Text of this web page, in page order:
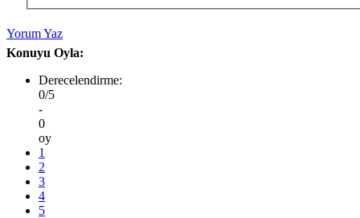
Yorum Yaz
Konuyu Oyla:
Derecelendirme:
0/5
-
0
oy
1
2
3
4
5